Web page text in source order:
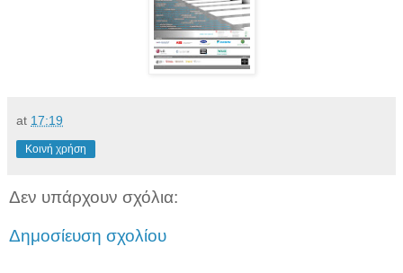
at 17:19
Κοινή χρήση
Δεν υπάρχουν σχόλια:
Δημοσίευση σχολίου